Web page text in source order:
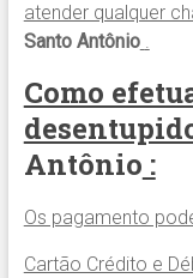
atender qualquer
Santo Antônio .
Como
Antônio :
Os pagamento
Cartão Crédito e